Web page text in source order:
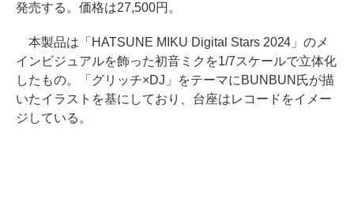
発売する。価格は27,500円。
本製品は「HATSUNE MIKU Digital Stars 2024」のメ
インビジュアルを飾った初音ミクを1/7スケールで立体化
したもの。「グリッチ×DJ」をテーマにBUNBUN氏が描
いたイラストを基にしており、台座はレコードをイメー
ジしている。